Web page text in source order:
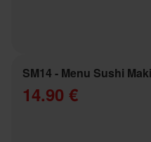
SM14 - Menu Sushi
14.90 €